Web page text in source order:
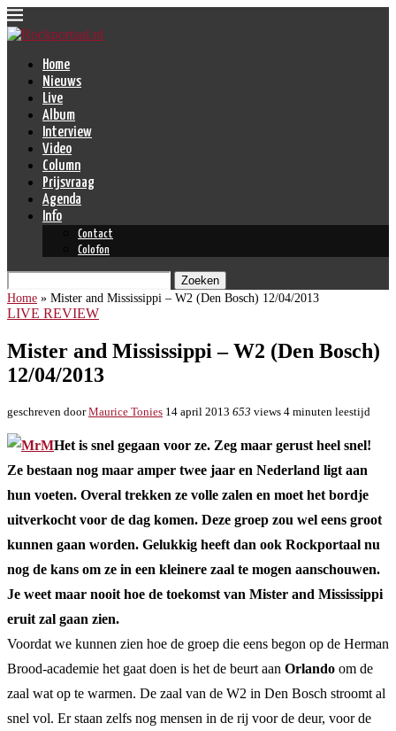
Home
Nieuws
Live
Album
Interview
Video
Column
Prijsvraag
Agenda
Info
Contact
Colofon
Zoeken
Home » Mister and Mississippi – W2 (Den Bosch) 12/04/2013
LIVE REVIEW
Mister and Mississippi – W2 (Den Bosch)
12/04/2013
geschreven doorMaurice Tonies 14 april 2013 653 views 4 minuten leestijd
Het is snel gegaan voor ze. Zeg maar gerust heel snel!
Ze bestaan nog maar amper twee jaar en Nederland ligt aan
hun voeten. Overal trekken ze volle zalen en moet het bordje
uitverkocht voor de dag komen. Deze groep zou wel eens groot
kunnen gaan worden. Gelukkig heeft dan ook Rockportaal nu
nog de kans om ze in een kleinere zaal te mogen aanschouwen.
Je weet maar nooit hoe de toekomst van Mister and Mississippi
eruit zal gaan zien.
Voordat we kunnen zien hoe de groep die eens begon op de Herman
Brood-academie het gaat doen is het de beurt aan Orlando om de
zaal wat op te warmen. De zaal van de W2 in Den Bosch stroomt al
snel vol. Er staan zelfs nog mensen in de rij voor de deur, voor de